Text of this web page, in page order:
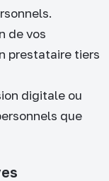
de vos
prestataire tiers
digitale ou
que